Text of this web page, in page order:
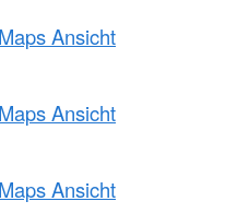
Ansicht
Ansicht
Ansicht